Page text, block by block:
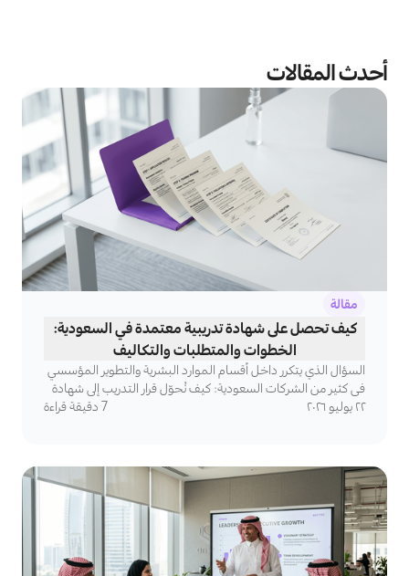
أحدث المقالات
مقالة
كيف تحصل على شهادة تدريبية معتمدة في السعودية:
الخطوات والمتطلبات والتكاليف
السؤال الذي يتكرر داخل أقسام الموارد البشرية والتطوير المؤسسي
في كثير من الشركات السعودية: كيف نُحوّل قرار التدريب إلى شهادة
معتمدة تُضيف قيمة فعلية ولا تنتهي في الأدراج؟
٢٢ يوليو ٢٠٢٦ 7 دقيقة قراءة